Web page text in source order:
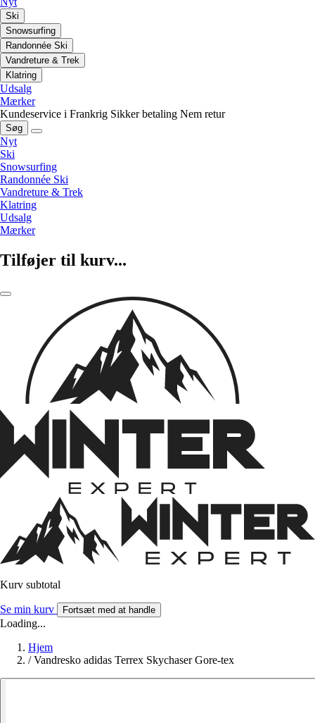
Ski
Snowsurfing
Randonnée Ski
Vandreture & Trek
Klatring
Udsalg
Mærker
Kundeservice i Frankrig Sikker betaling Nem retur
Søg
Nyt
Ski
Snowsurfing
Randonnée Ski
Vandreture & Trek
Klatring
Udsalg
Mærker
Tilføjer til kurv...
Kurv subtotal
Se min kurv Fortsæt med at handle
Loading...
Hjem
/ Vandresko adidas Terrex Skychaser Gore-tex